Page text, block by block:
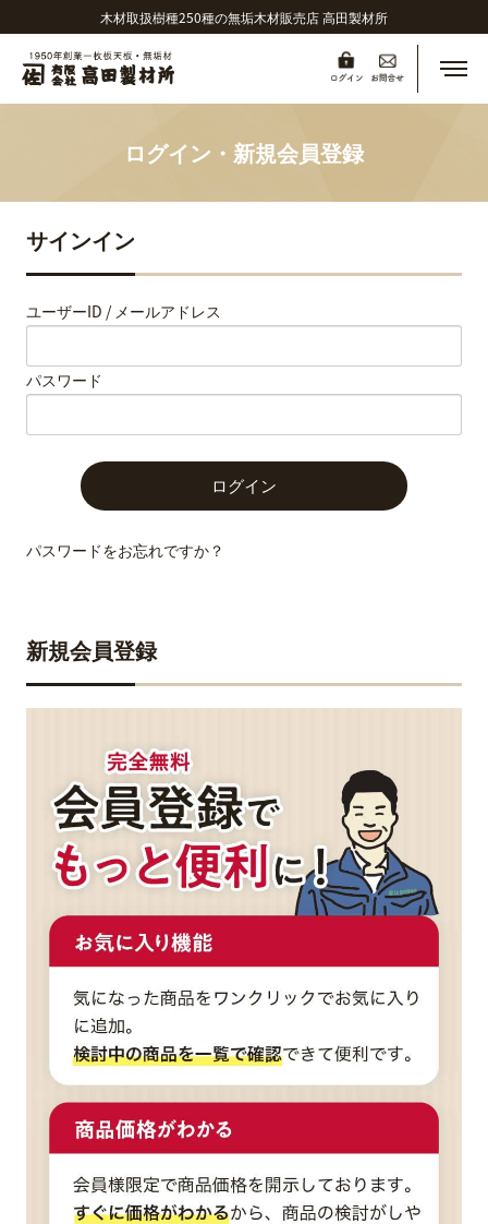
木材取扱樹種250種の無垢木材販売店 高田製材所
メニ
ログイン・新規会員登録
サインイン
ユーザーID / メールアドレス
パスワード
パスワードをお忘れですか？
新規会員登録